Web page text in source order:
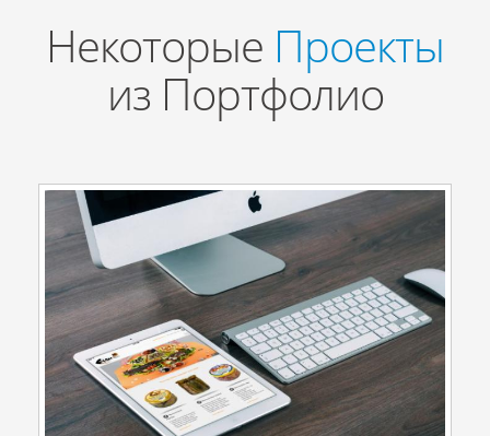
Некоторые Проекты
из Портфолио